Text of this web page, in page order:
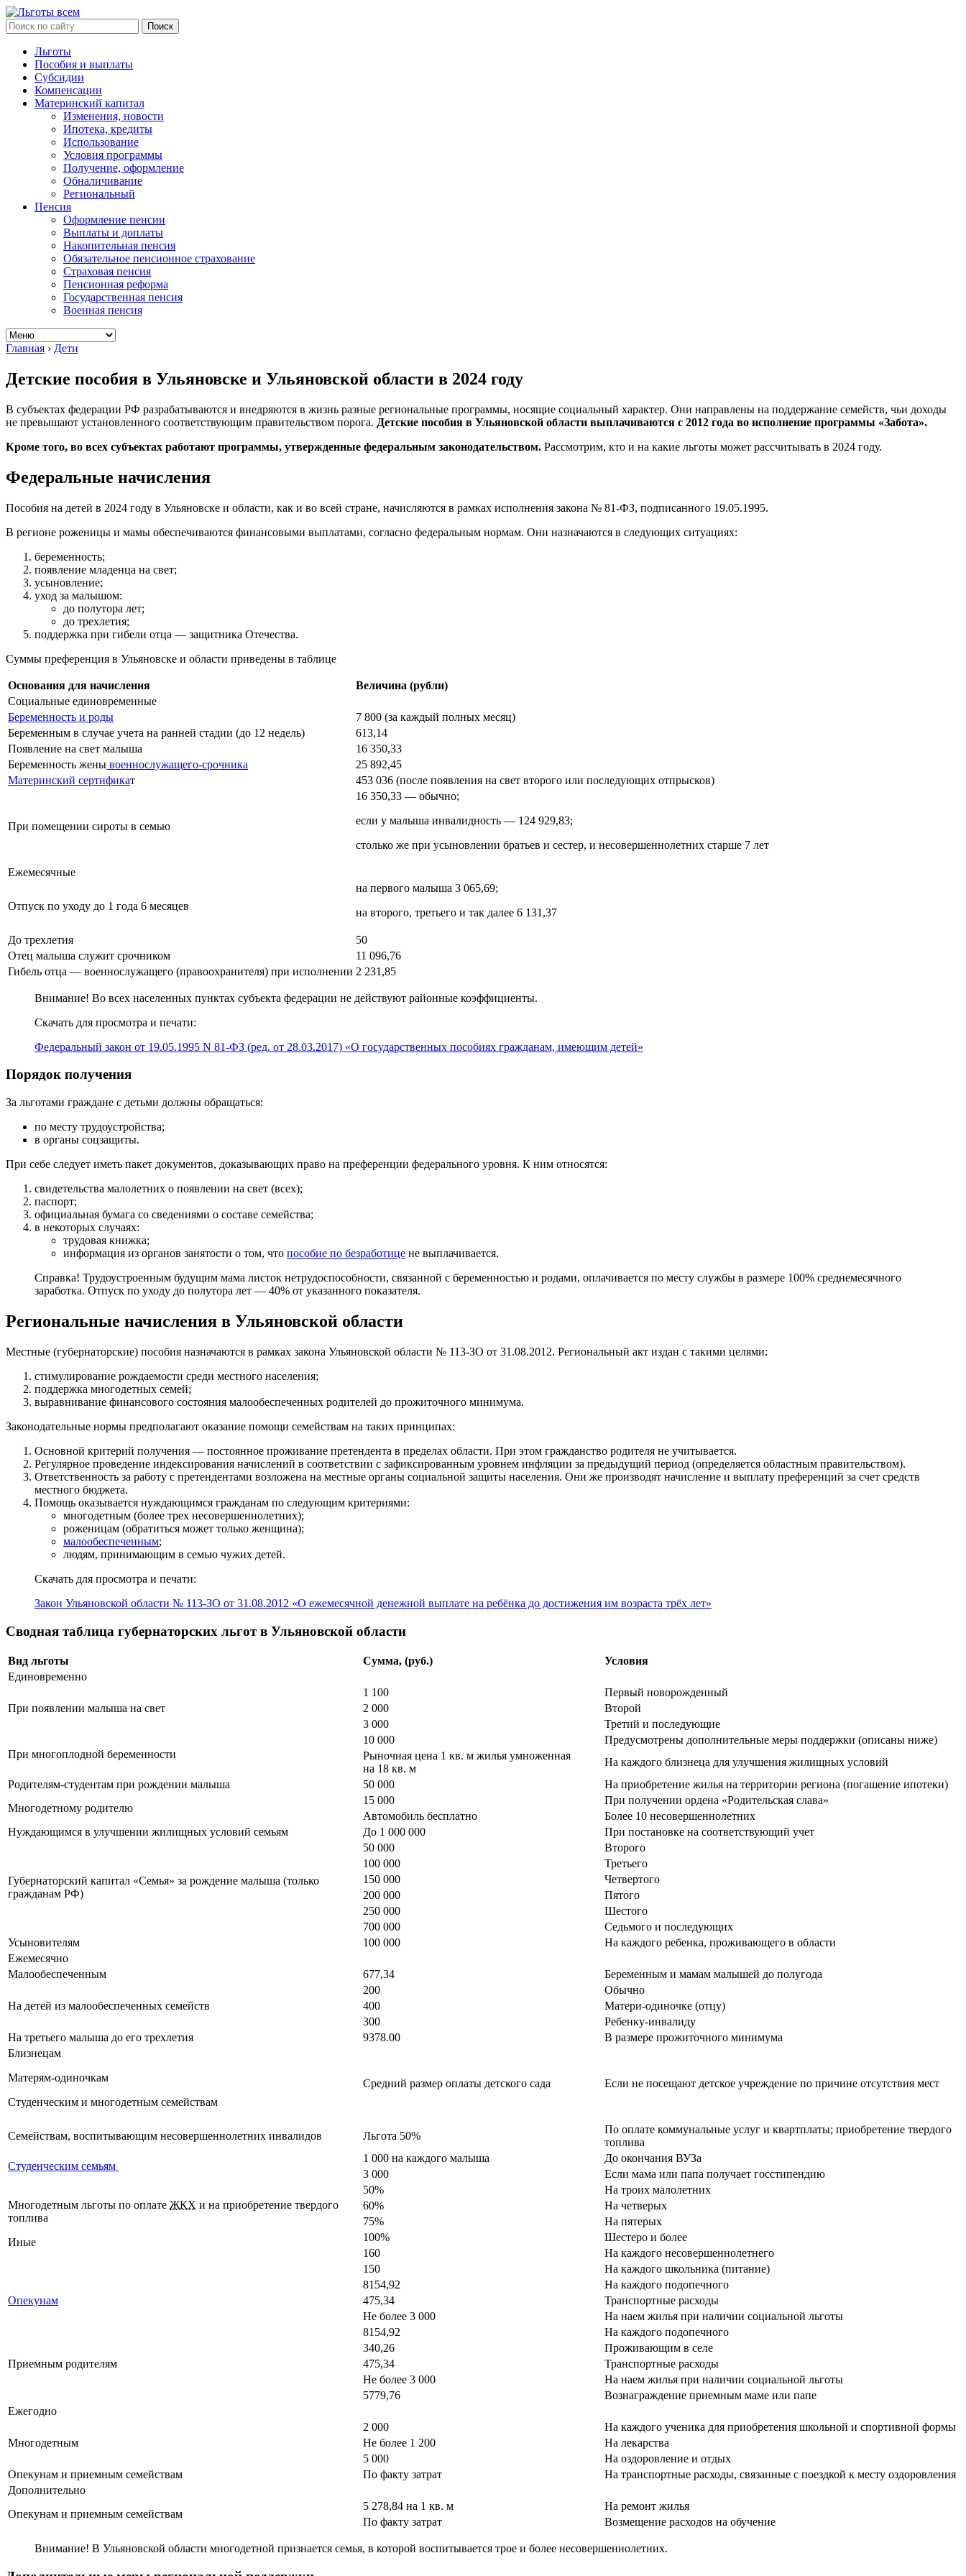
Льготы
Пособия и выплаты
Субсидии
Компенсации
Материнский капитал
Изменения, новости
Ипотека, кредиты
Использование
Условия программы
Получение, оформление
Обналичивание
Региональный
Пенсия
Оформление пенсии
Выплаты и доплаты
Накопительная пенсия
Обязательное пенсионное страхование
Страховая пенсия
Пенсионная реформа
Государственная пенсия
Военная пенсия
Главная › Дети
Детские пособия в Ульяновске и Ульяновской области в 2024 году
В субъектах федерации РФ разрабатываются и внедряются в жизнь разные региональные программы, носящие социальный характер. Они направлены на поддержание семейств, чьи доходы
не превышают установленного соответствующим правительством порога. Детские пособия в Ульяновской области выплачиваются с 2012 года во исполнение программы «Забота».
Кроме того, во всех субъектах работают программы, утвержденные федеральным законодательством. Рассмотрим, кто и на какие льготы может рассчитывать в 2024 году.
Федеральные начисления
Пособия на детей в 2024 году в Ульяновске и области, как и во всей стране, начисляются в рамках исполнения закона № 81-ФЗ, подписанного 19.05.1995.
В регионе роженицы и мамы обеспечиваются финансовыми выплатами, согласно федеральным нормам. Они назначаются в следующих ситуациях:
беременность;
появление младенца на свет;
усыновление;
уход за малышом:
до полутора лет;
до трехлетия;
поддержка при гибели отца — защитника Отечества.
Суммы преференция в Ульяновске и области приведены в таблице
Основания для начисления Величина (рубли)
Социальные единовременные
Беременность и роды
7 800 (за каждый полных месяц)
Беременным в случае учета на ранней стадии (до 12 недель)
613,14
Появление на свет малыша
16 350,33
Беременность жены военнослужащего-срочника
25 892,45
Материнский сертификат 453 036 (после появления на свет второго или последующих отпрысков)
При помещении сироты в семью
16 350,33 — обычно;
если у малыша инвалидность — 124 929,83;
столько же при усыновлении братьев и сестер, и несовершеннолетних старше 7 лет
Ежемесячные
Отпуск по уходу до 1 года 6 месяцев
на первого малыша 3 065,69;
на второго, третьего и так далее 6 131,37
До трехлетия
50
Отец малыша служит срочником
11 096,76
Гибель отца — военнослужащего (правоохранителя) при исполнении 2 231,85
Внимание! Во всех населенных пунктах субъекта федерации не действуют районные коэффициенты.
Скачать для просмотра и печати:
Федеральный закон от 19.05.1995 N 81-ФЗ (ред. от 28.03.2017) «О государственных пособиях гражданам, имеющим детей»
Порядок получения
За льготами граждане с детьми должны обращаться:
по месту трудоустройства;
в органы соцзащиты.
При себе следует иметь пакет документов, доказывающих право на преференции федерального уровня. К ним относятся:
свидетельства малолетних о появлении на свет (всех);
паспорт;
официальная бумага со сведениями о составе семейства;
в некоторых случаях:
трудовая книжка;
информация из органов занятости о том, что пособие по безработице не выплачивается.
Справка! Трудоустроенным будущим мама листок нетрудоспособности, связанной с беременностью и родами, оплачивается по месту службы в размере 100% среднемесячного
заработка. Отпуск по уходу до полутора лет — 40% от указанного показателя.
Региональные начисления в Ульяновской области
Местные (губернаторские) пособия назначаются в рамках закона Ульяновской области № 113-ЗО от 31.08.2012. Региональный акт издан с такими целями:
стимулирование рождаемости среди местного населения;
поддержка многодетных семей;
выравнивание финансового состояния малообеспеченных родителей до прожиточного минимума.
Законодательные нормы предполагают оказание помощи семействам на таких принципах:
Основной критерий получения — постоянное проживание претендента в пределах области. При этом гражданство родителя не учитывается.
Регулярное проведение индексирования начислений в соответствии с зафиксированным уровнем инфляции за предыдущий период (определяется областным правительством).
Ответственность за работу с претендентами возложена на местные органы социальной защиты населения. Они же производят начисление и выплату преференций за счет средств
местного бюджета.
Помощь оказывается нуждающимся гражданам по следующим критериями:
многодетным (более трех несовершеннолетних);
роженицам (обратиться может только женщина);
малообеспеченным;
людям, принимающим в семью чужих детей.
Скачать для просмотра и печати:
Закон Ульяновской области № 113-ЗО от 31.08.2012 «О ежемесячной денежной выплате на ребёнка до достижения им возраста трёх лет»
Сводная таблица губернаторских льгот в Ульяновской области
Вид льготы Сумма, (руб.)
Условия
Единовременно
При появлении малыша на свет
1 100 Первый новорожденный
2 000
Второй
3 000
Третий и последующие
При многоплодной беременности
10 000 Предусмотрены дополнительные меры поддержки (описаны ниже)
Рыночная цена 1 кв. м жилья умноженная
на 18 кв. м
На каждого близнеца для улучшения жилищных условий
Родителям-студентам при рождении малыша
50 000 На приобретение жилья на территории региона (погашение ипотеки)
Многодетному родителю
15 000
При получении ордена «Родительская слава»
Автомобиль бесплатно
Более 10 несовершеннолетних
Нуждающимся в улучшении жилищных условий семьям
До 1 000 000 При постановке на соответствующий учет
Губернаторский капитал «Семья» за рождение малыша (только
гражданам РФ)
50 000
Второго
100 000
Третьего
150 000
Четвертого
200 000
Пятого
250 000
Шестого
700 000
Седьмого и последующих
Усыновителям
100 000 На каждого ребенка, проживающего в области
Ежемесячно
Малообеспеченным
677,34 Беременным и мамам малышей до полугода
На детей из малообеспеченных семейств
200
Обычно
400
Матери-одиночке (отцу)
300
Ребенку-инвалиду
На третьего малыша до его трехлетия 9378.00
В размере прожиточного минимума
Близнецам
Матерям-одиночкам
Студенческим и многодетным семействам
Средний размер оплаты детского сада Если не посещают детское учреждение по причине отсутствия мест
Семействам, воспитывающим несовершеннолетних инвалидов Льгота 50%
По оплате коммунальные услуг и квартплаты; приобретение твердого
топлива
Студенческим семьям
1 000 на каждого малыша До окончания ВУЗа
3 000
Если мама или папа получает госстипендию
Многодетным льготы по оплате ЖКХ и на приобретение твердого
топлива
Иные
50%
На троих малолетних
60%
На четверых
75%
На пятерых
100%
Шестеро и более
160
На каждого несовершеннолетнего
150
На каждого школьника (питание)
Опекунам
8154,92
На каждого подопечного
475,34
Транспортные расходы
Не более 3 000
На наем жилья при наличии социальной льготы
Приемным родителям
8154,92
На каждого подопечного
340,26
Проживающим в селе
475,34
Транспортные расходы
Не более 3 000
На наем жилья при наличии социальной льготы
5779,76
Вознаграждение приемным маме или папе
Ежегодно
Многодетным
2 000
На каждого ученика для приобретения школьной и спортивной формы
Не более 1 200
На лекарства
5 000
На оздоровление и отдых
Опекунам и приемным семействам По факту затрат
На транспортные расходы, связанные с поездкой к месту оздоровления
Дополнительно
Опекунам и приемным семействам
5 278,84 на 1 кв. м
На ремонт жилья
По факту затрат
Возмещение расходов на обучение
Внимание! В Ульяновской области многодетной признается семья, в которой воспитывается трое и более несовершеннолетних.